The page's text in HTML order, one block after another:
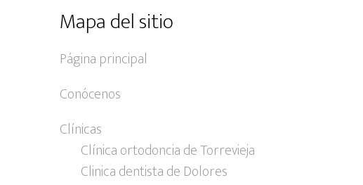
Mapa del sitio
Página principal
Conócenos
Clínicas
Clínica ortodoncia de Torrevieja
Clinica dentista de Dolores